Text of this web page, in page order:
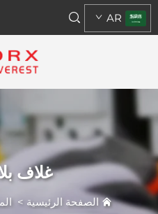
AR
غلاف
الصفحة الرئيسية >